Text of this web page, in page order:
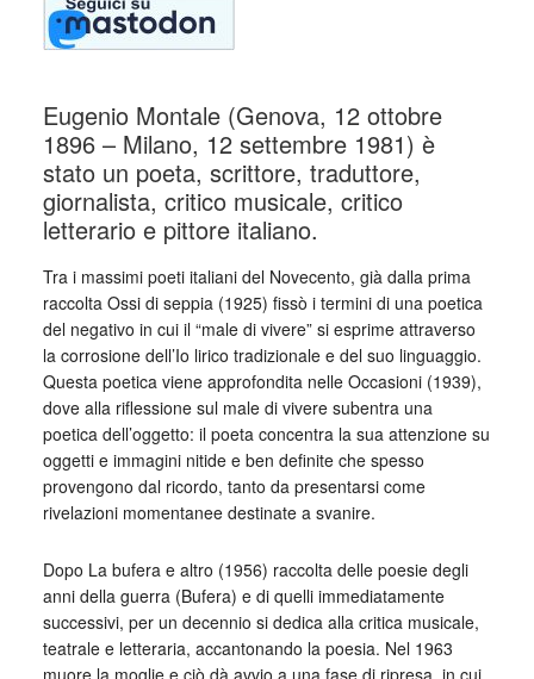
Eugenio Montale (Genova, 12 ottobre
1896 – Milano, 12 settembre 1981) è
stato un poeta, scrittore, traduttore,
giornalista, critico musicale, critico
letterario e pittore italiano.
Tra i massimi poeti italiani del Novecento, già dalla prima
raccolta Ossi di seppia (1925) fissò i termini di una poetica
del negativo in cui il “male di vivere” si esprime attraverso
la corrosione dell’Io lirico tradizionale e del suo linguaggio.
Questa poetica viene approfondita nelle Occasioni (1939),
dove alla riflessione sul male di vivere subentra una
poetica dell’oggetto: il poeta concentra la sua attenzione su
oggetti e immagini nitide e ben definite che spesso
provengono dal ricordo, tanto da presentarsi come
rivelazioni momentanee destinate a svanire.
Dopo La bufera e altro (1956) raccolta delle poesie degli
anni della guerra (Bufera) e di quelli immediatamente
successivi, per un decennio si dedica alla critica musicale,
teatrale e letteraria, accantonando la poesia. Nel 1963
muore la moglie e ciò dà avvio a una fase di ripresa, in cui